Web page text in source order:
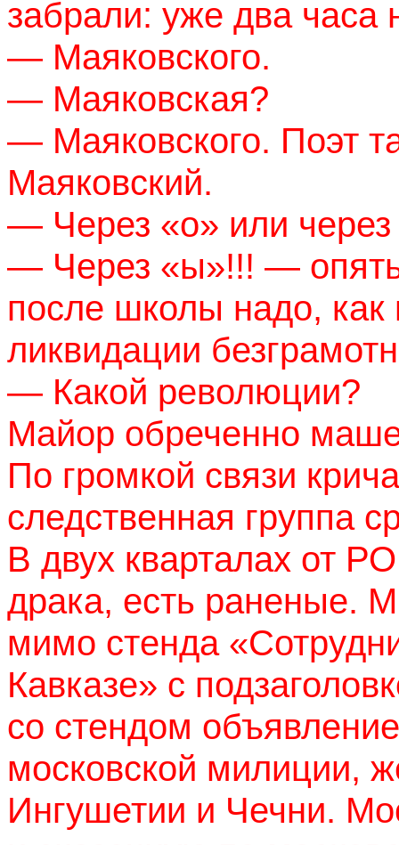
забрали: уже два часа
— Маяковского.
— Маяковская?
— Маяковского. Поэт
Маяковский.
— Через «о» или через
— Через «ы»!!! —
после школы надо,
ликвидации
— Какой революции?
Майор обреченно
По громкой связи
следственная группа
В двух кварталах от
драка, есть раненые.
мимо стенда
Кавказе» с
со стендом
московской милиции,
Ингушетии и Чечни.